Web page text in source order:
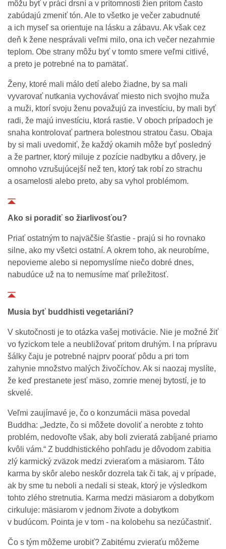
môžu byť v práci drsní a v prítomnosti žien pritom často
zabúdajú zmeniť tón. Ale to všetko je večer zabudnuté
a ich myseľ sa orientuje na lásku a zábavu. Ak však cez
deň k žene nesprávali veľmi milo, ona ich večer nezahrnie
teplom. Obe strany môžu byť v tomto smere veľmi citlivé,
a preto je potrebné na to pamätať.
Ženy, ktoré mali málo detí alebo žiadne, by sa mali
vyvarovať nutkania vychovávať miesto nich svojho muža
a muži, ktorí svoju ženu považujú za investíciu, by mali byť
radi, že majú investíciu, ktorá rastie. V oboch prípadoch je
snaha kontrolovať partnera bolestnou stratou času. Obaja
by si mali uvedomiť, že každý okamih môže byť posledný
a že partner, ktorý miluje z pozície nadbytku a dôvery, je
omnoho vzrušujúcejší než ten, ktorý tak robí zo strachu
a osamelosti alebo preto, aby sa vyhol problémom.
Ako si poradiť so žiarlivosťou?
Priať ostatným to najväčšie šťastie - prajú si ho rovnako
silne, ako my všetci ostatní. A okrem toho, ak neurobíme,
nepovieme alebo si nepomyslíme niečo dobré dnes,
nabudúce už na to nemusíme mať príležitosť.
Musia byť buddhisti vegetariáni?
V skutočnosti je to otázka vašej motivácie. Nie je možné žiť
vo fyzickom tele a neubližovať pritom druhým. I na prípravu
šálky čaju je potrebné najprv poorať pôdu a pri tom
zahynie množstvo malých živočíchov. Ak si naozaj myslíte,
že keď prestanete jesť mäso, zomrie menej bytostí, je to
skvelé.
Veľmi zaujímavé je, čo o konzumácii mäsa povedal
Buddha: „Jedzte, čo si môžete dovoliť a nerobte z tohto
problém, nedovoľte však, aby boli zvieratá zabíjané priamo
kvôli vám.“ Z buddhistického pohľadu je dôvodom zabitia
zlý karmický zväzok medzi zvieraťom a mäsiarom. Táto
karma by skôr alebo neskôr dozrela tak či tak, aj v prípade,
ak by sme tu neboli a nedali si steak, ktorý je výsledkom
tohto zlého stretnutia. Karma medzi mäsiarom a dobytkom
cirkuluje: mäsiarom v jednom živote a dobytkom
v budúcom. Pointa je v tom - na kolobehu sa nezúčastniť.
Čo s tým môžeme urobiť? Zabitému zvieraťu môžeme